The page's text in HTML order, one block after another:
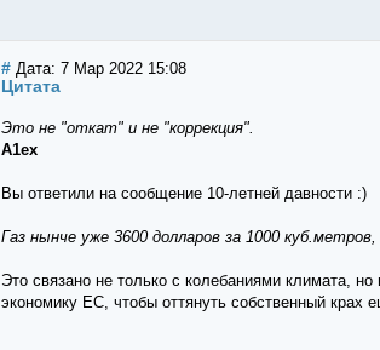
# Дата: 7 Мар 2022 15:08
Цитата
Это не "откат" и не "коррекция".
A1ex
Вы ответили на сообщение 10-летней давности :)
Газ нынче уже 3600 долларов за 1000
Это связано не только с колебаниями климата,
экономику ЕС, чтобы оттянуть собственный крах